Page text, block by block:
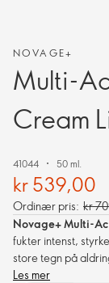
NOVAGE+
Multi-
Cream
41044 50 ml.
kr 539,00
Ordinær pris: kr
Novage+ Multi-
fukter intenst,
store tegn på
og en matt og
Les mer